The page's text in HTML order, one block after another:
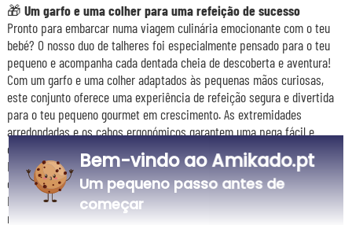
🎁 Um garfo e uma colher para uma refeição de sucesso
Pronto para embarcar numa viagem culinária emocionante com o teu
bebé? O nosso duo de talheres foi especialmente pensado para o teu
pequeno e acompanha cada dentada cheia de descoberta e aventura!
Com um garfo e uma colher adaptados às pequenas mãos curiosas,
este conjunto oferece uma experiência de refeição segura e divertida
para o teu pequeno gourmet em crescimento. As extremidades
arredondadas e os cabos ergonómicos garantem uma pega fácil e
confortável, para que o teu bebé se foque apenas no prazer de comer.
Então, pronto para tornar as refeições do teu bebé tão reconfortantes
como um abraço da mãe?
Encomenda já o nosso duo de talheres para bebé e prepara-te para
refeições cheias de alegria, risos e descobertas!
Bem-vindo ao Amikado.pt
Um pequeno passo antes de
começar